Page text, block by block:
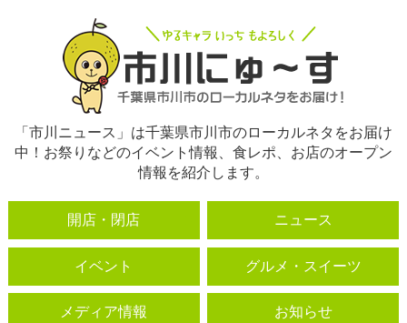
「市川ニュース」は千葉県市川市のローカルネタをお届け
中！お祭りなどのイベント情報、食レポ、お店のオープン
情報を紹介します。
開店・閉店 ニュース
イベント グルメ・スイーツ
メディア情報 お知らせ